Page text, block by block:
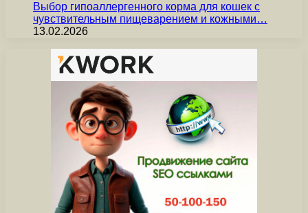
Выбор гипоаллергенного корма для кошек с
чувствительным пищеварением и кожными…
13.02.2026